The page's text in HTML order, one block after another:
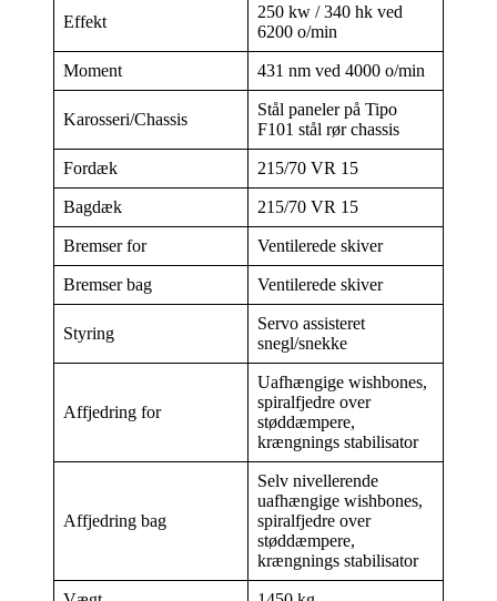
Effekt
250 kw / 340 hk ved
6200 o/min
Moment 431 nm ved 4000 o/min
Karosseri/Chassis
Stål paneler på Tipo
F101 stål rør chassis
Fordæk 215/70 VR 15
Bagdæk 215/70 VR 15
Bremser for Ventilerede skiver
Bremser bag Ventilerede skiver
Styring
Servo assisteret
snegl/snekke
Affjedring for
Uafhængige wishbones,
spiralfjedre over
støddæmpere,
krængnings stabilisator
Affjedring bag
Selv nivellerende
uafhængige wishbones,
spiralfjedre over
støddæmpere,
krængnings stabilisator